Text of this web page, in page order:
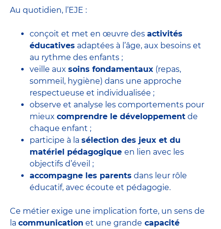
Au quotidien, l’EJE :
conçoit et met en œuvre des activités
éducatives adaptées à l’âge, aux besoins et
au rythme des enfants ;
veille aux soins fondamentaux (repas,
sommeil, hygiène) dans une approche
respectueuse et individualisée ;
observe et analyse les comportements pour
mieux comprendre le développement de
chaque enfant ;
participe à la sélection des jeux et du
matériel pédagogique en lien avec les
objectifs d’éveil ;
accompagne les parents dans leur rôle
éducatif, avec écoute et pédagogie.
Ce métier exige une implication forte, un sens de
la communication et une grande capacité